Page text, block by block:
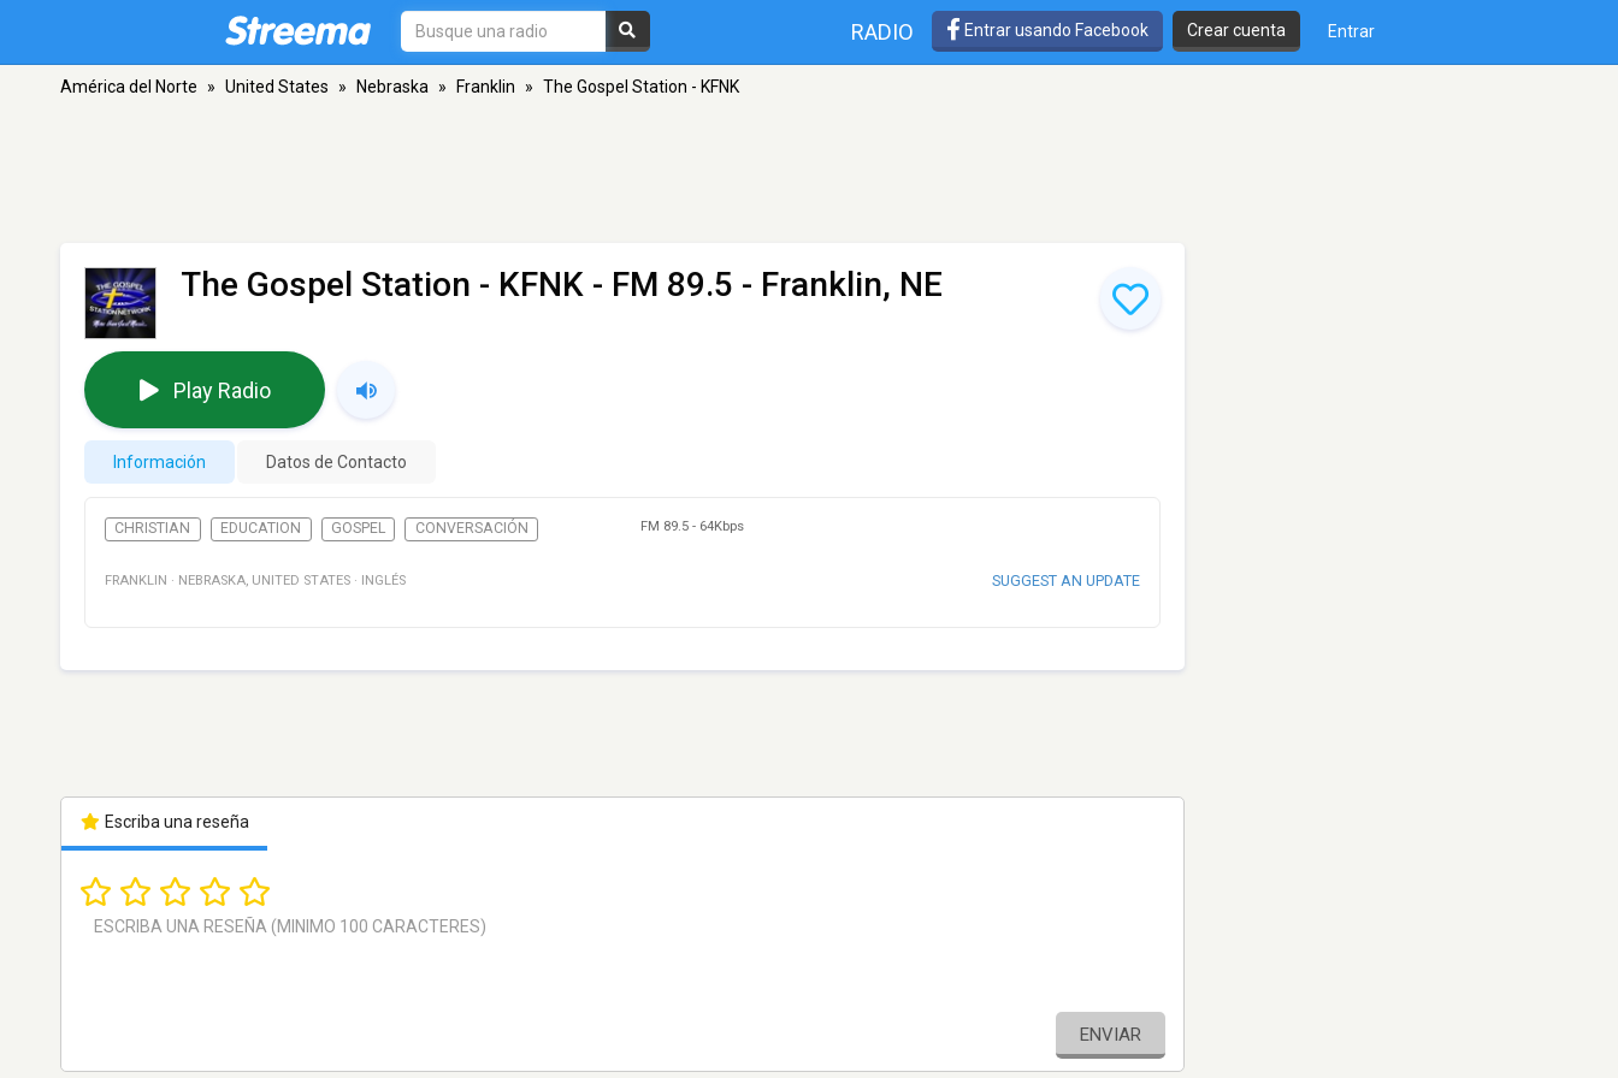
RADIO Entrar usando Facebook Crear cuenta Entrar
América del Norte » United States » Nebraska » Franklin » The Gospel Station - KFNK
The Gospel Station - KFNK - FM 89.5 - Franklin, NE
Play Radio
Información Datos de Contacto
CHRISTIAN EDUCATION GOSPEL CONVERSACIÓN FM 89.5 - 64Kbps
FRANKLIN · NEBRASKA, UNITED STATES · INGLÉS SUGGEST AN UPDATE
Escriba una reseña
ENVIAR